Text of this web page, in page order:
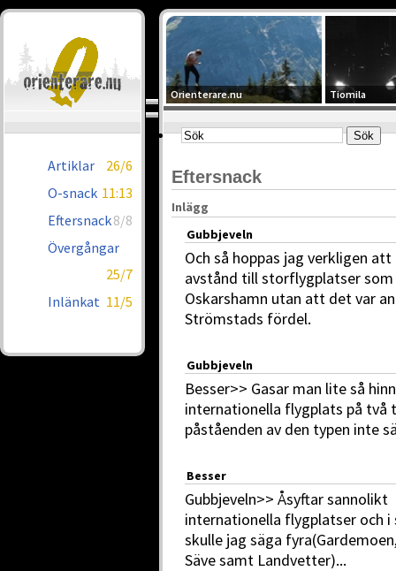
Artiklar
26/6
O-snack 11:13
Eftersnack8/8
Övergångar
25/7
Inlänkat 11/5
Orienterare.nu Tiomila
Eftersnack
Inlägg
Gubbjeveln
Och så hoppas jag verkligen
avstånd till storflygplatser
Oskarshamn utan att det var
Strömstads fördel.
Gubbjeveln
Besser>> Gasar man lite så
internationella flygplats på två
påståenden av den typen inte
Besser
Gubbjeveln>> Åsyftar sannolikt
internationella flygplatser och i
skulle jag säga
Säve samt Landvetter)...